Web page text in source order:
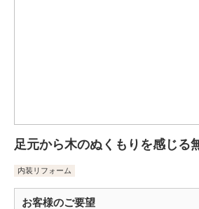
足元から木のぬくもりを感じる
内装リフォーム
お客様のご要望